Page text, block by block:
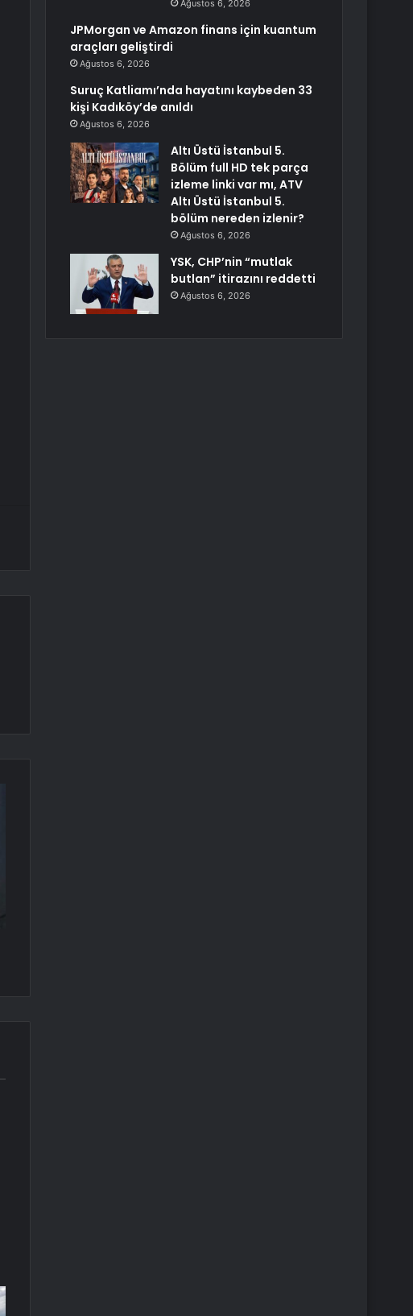
Ağustos 6, 2026
JPMorgan ve Amazon finans için kuantum
araçları geliştirdi
Ağustos 6, 2026
Suruç Katliamı’nda hayatını kaybeden 33
kişi Kadıköy’de anıldı
Ağustos 6, 2026
Altı Üstü İstanbul 5.
Bölüm full HD tek parça
izleme linki var mı, ATV
Altı Üstü İstanbul 5.
bölüm nereden izlenir?
Ağustos 6, 2026
YSK, CHP’nin “mutlak
butlan” itirazını reddetti
Ağustos 6, 2026